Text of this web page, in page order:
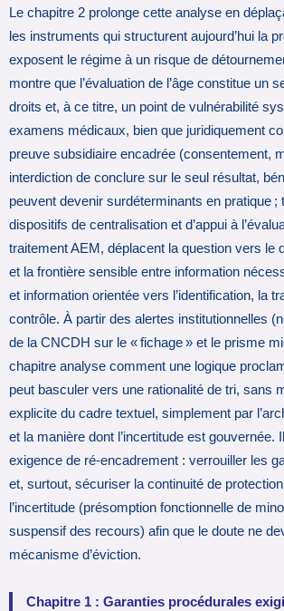
Le chapitre 2 prolonge cette analyse en
les instruments qui structurent aujourd’hui la
exposent le régime à un risque de
montre que l’évaluation de l’âge constitue un
droits et, à ce titre, un point de vulnérabilité
examens médicaux, bien que juridiquement
preuve subsidiaire encadrée (consentement,
interdiction de conclure sur le seul résultat,
peuvent devenir surdéterminants en pratique ;
dispositifs de centralisation et d’appui à
traitement AEM, déplacent la question vers le
et la frontière sensible entre information
et information orientée vers l’identification, la
contrôle. À partir des alertes institutionnelles
de la CNCDH sur le « fichage » et le prisme
chapitre analyse comment une logique
peut basculer vers une rationalité de tri, sans
explicite du cadre textuel, simplement par
et la manière dont l’incertitude est gouvernée.
exigence de ré-encadrement : verrouiller les
et, surtout, sécuriser la continuité de
l’incertitude (présomption fonctionnelle de
suspensif des recours) afin que le doute ne
mécanisme d’éviction.
Chapitre 1 : Garanties procédurales